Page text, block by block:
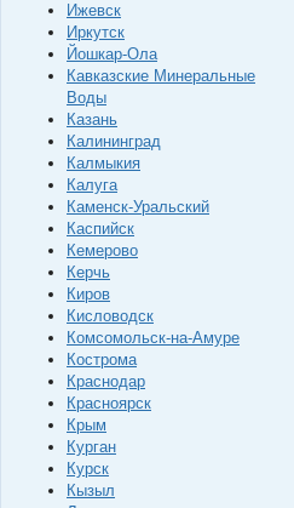
Ижевск
Иркутск
Йошкар-Ола
Кавказские Минеральные
Воды
Казань
Калининград
Калмыкия
Калуга
Каменск-Уральский
Каспийск
Кемерово
Керчь
Киров
Кисловодск
Комсомольск-на-Амуре
Кострома
Краснодар
Красноярск
Крым
Курган
Курск
Кызыл